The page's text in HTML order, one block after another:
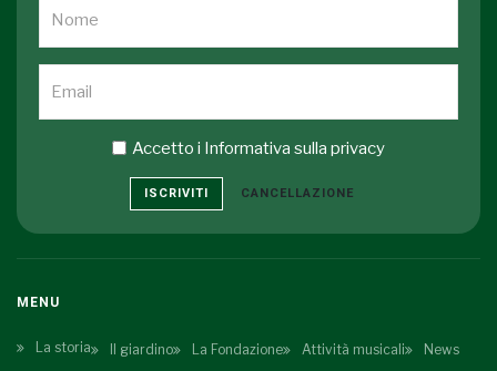
Accetto i Informativa sulla privacy
ISCRIVITI CANCELLAZIONE
MENU
La storia Il giardino La Fondazione Attività musicali News